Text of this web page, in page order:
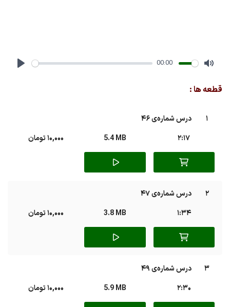
00:00
قطعه ها :
1
درس شماره‌ی 46
2:17
5.4 MB 10,000 تومان
2
درس شماره‌ی 47
1:34
3.8 MB 10,000 تومان
3
درس شماره‌ی 49
2:30
5.9 MB 10,000 تومان